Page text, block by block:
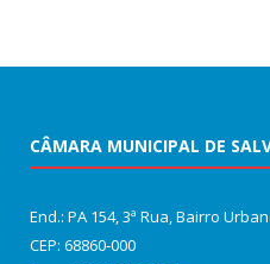
CÂMARA MUNICIPAL DE
End.: PA 154, 3ª Rua, Bairro
CEP: 68860‑000